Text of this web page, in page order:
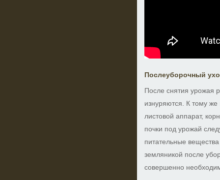
Послеуборочный
После снятия урожая
изнуряются. К тому
листовой аппарат,
почки под урожай
питательные
земляникой после
совершенно